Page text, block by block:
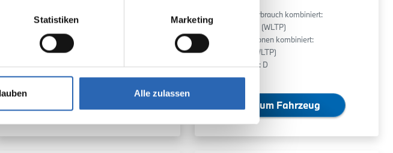
Statistiken Marketing
Alle zulassen
Kraftstoffverbrauch kombiniert:
-Emissionen kombiniert:
122 g/km (WLTP)
CO -Klasse: D
Kraftstoffverbrauch kombiniert:
5.4 l/100km (WLTP)
-Emissionen kombiniert:
122 g/km (WLTP)
CO -Klasse: D
Zum Fahrzeug